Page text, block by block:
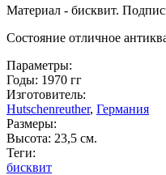
Материал - бисквит.
Состояние отличное
Параметры:
Годы: 1970 гг
Изготовитель:
Hutschenreuther, Германия
Размеры:
Высота: 23,5 см.
Теги:
бисквит